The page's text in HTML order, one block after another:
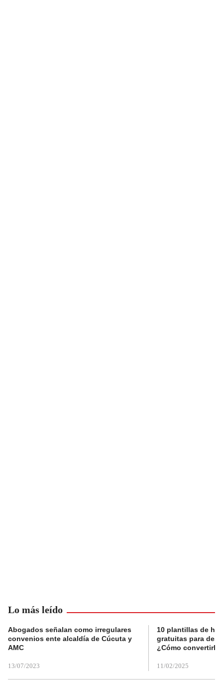
Lo más leído
Abogados señalan como irregulares
convenios ente alcaldía de Cúcuta y
AMC
13/07/2023
10 plantillas de
gratuitas para
¿Cómo convertirla
11/02/2025